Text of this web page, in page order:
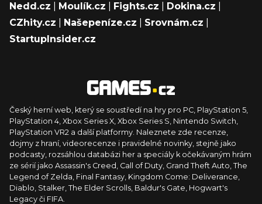
Nedd.cz
Moulík.cz Fights.cz Dokina.cz
CZhity.cz
Našepeníze.cz Srovnám.cz
StartupInsider.cz
Český herní web, který se soustředí na hry pro PC, PlayStation 5,
PlayStation 4, Xbox Series X, Xbox Series S, Nintendo Switch,
PlayStation VR2 a další platformy. Naleznete zde recenze,
dojmy z hraní, videorecenze i pravidelné novinky, stejně jako
podcasty, rozsáhlou databázi her a speciály k očekávaným hrám
ze sérií jako Assassin's Creed, Call of Duty, Grand Theft Auto, The
Legend of Zelda, Final Fantasy, Kingdom Come: Deliverance,
Diablo, Stalker, The Elder Scrolls, Baldur's Gate, Hogwart's
Legacy či FIFA.